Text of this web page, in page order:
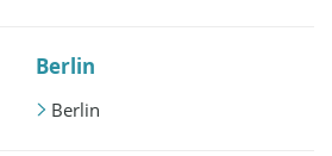
Berlin
Berlin